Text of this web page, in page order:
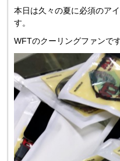
本日は久々の夏に必須のア
す。
WFTのクーリングファンです